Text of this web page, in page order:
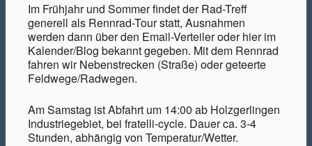
Im Frühjahr und Sommer findet der Rad-Treff
generell als Rennrad-Tour statt, Ausnahmen
werden dann über den Email-Verteiler oder hier im
Kalender/Blog bekannt gegeben. Mit dem Rennrad
fahren wir Nebenstrecken (Straße) oder geteerte
Feldwege/Radwegen.
Am Samstag ist Abfahrt um 14:00 ab Holzgerlingen
Industriegebiet, bei fratelli-cycle. Dauer ca. 3-4
Stunden, abhängig von Temperatur/Wetter.